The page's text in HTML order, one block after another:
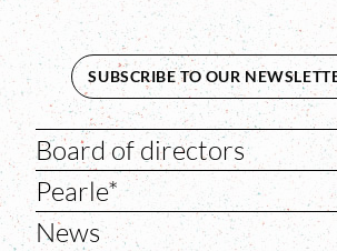
SUBSCRIBE TO OUR
Board of directors
Pearle*
News